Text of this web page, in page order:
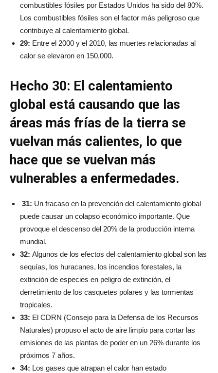
combustibles fósiles por Estados Unidos ha sido del 80%.
Los combustibles fósiles son el factor más peligroso que
contribuye al calentamiento global.
29: Entre el 2000 y el 2010, las muertes relacionadas al
calor se elevaron en 150,000.
Hecho 30: El calentamiento
global está causando que las
áreas más frías de la tierra se
vuelvan más calientes, lo que
hace que se vuelvan más
vulnerables a enfermedades.
31: Un fracaso en la prevención del calentamiento global
puede causar un colapso económico importante. Que
provoque el descenso del 20% de la producción interna
mundial.
32: Algunos de los efectos del calentamiento global son las
sequías, los huracanes, los incendios forestales, la
extinción de especies en peligro de extinción, el
derretimiento de los casquetes polares y las tormentas
tropicales.
33: El CDRN (Consejo para la Defensa de los Recursos
Naturales) propuso el acto de aire limpio para cortar las
emisiones de las plantas de poder en un 26% durante los
próximos 7 años.
34: Los gases que atrapan el calor han estado